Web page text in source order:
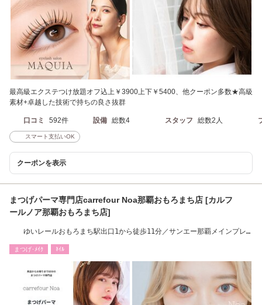
最高級エクステつけ放題オフ込上￥3900上下￥5400、他クーポン多数★高級
素材+卓越した技術で持ちの良さ抜群
口コミ 592件 設備 総数4 スタッフ 総数2人
スマート支払いOK
クーポンを表示
まつげパーマ専門店carrefour Noa那覇おもろまち店 [カルフ
ールノア那覇おもろまち店]
ゆいレールおもろまち駅出口1から徒歩11分／サンエー那覇メインプレ
まつげ･ﾒｲｸ ﾈｲﾙ